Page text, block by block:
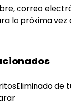
correo
la próxima vez
Eliminado de